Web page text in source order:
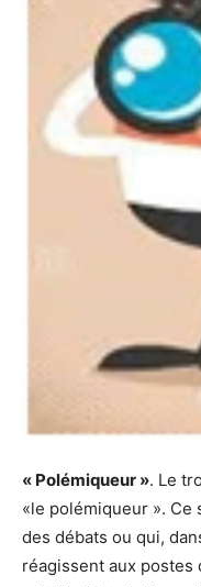
« Polémiqueur ». Le
«le polémiqueur ».
des débats ou qui,
réagissent aux postes